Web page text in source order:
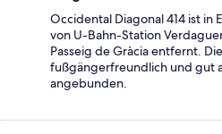
Occidental Diagonal 414 ist in
von U-Bahn-Station
Passeig de Gràcia entfernt.
fußgängerfreundlich und gut
angebunden.